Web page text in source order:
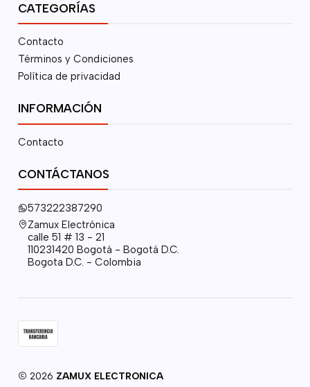
CATEGORÍAS
Contacto
Términos y Condiciones
Política de privacidad
INFORMACIÓN
Contacto
CONTÁCTANOS
573222387290
Zamux Electrónica
calle 51 # 13 - 21
110231420 Bogotá - Bogotá D.C.
Bogota D.C. - Colombia
2026 ZAMUX ELECTRONICA